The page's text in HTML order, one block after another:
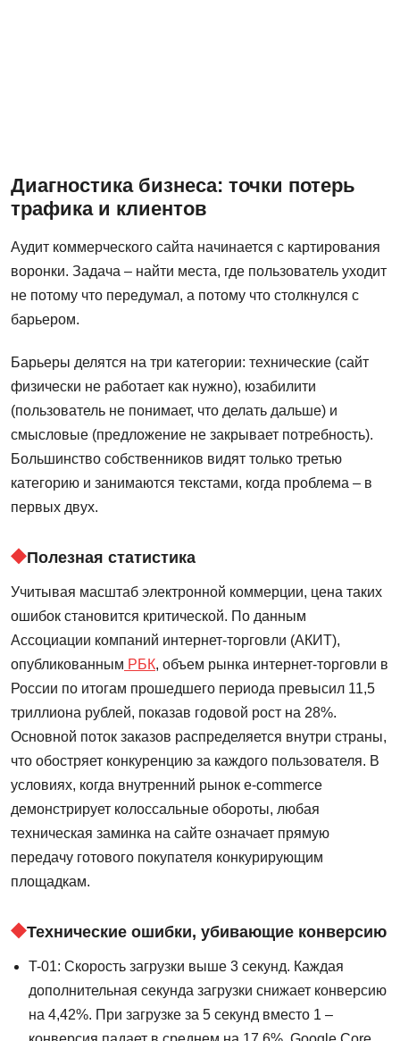
Диагностика бизнеса: точки потерь
трафика и клиентов
Аудит коммерческого сайта начинается с картирования
воронки. Задача – найти места, где пользователь уходит
не потому что передумал, а потому что столкнулся с
барьером.
Барьеры делятся на три категории: технические (сайт
физически не работает как нужно), юзабилити
(пользователь не понимает, что делать дальше) и
смысловые (предложение не закрывает потребность).
Большинство собственников видят только третью
категорию и занимаются текстами, когда проблема – в
первых двух.
Полезная статистика
Учитывая масштаб электронной коммерции, цена таких
ошибок становится критической. По данным
Ассоциации компаний интернет-торговли (АКИТ),
опубликованным РБК, объем рынка интернет-торговли в
России по итогам прошедшего периода превысил 11,5
триллиона рублей, показав годовой рост на 28%.
Основной поток заказов распределяется внутри страны,
что обостряет конкуренцию за каждого пользователя. В
условиях, когда внутренний рынок e-commerce
демонстрирует колоссальные обороты, любая
техническая заминка на сайте означает прямую
передачу готового покупателя конкурирующим
площадкам.
Технические ошибки, убивающие конверсию
T-01: Скорость загрузки выше 3 секунд. Каждая
дополнительная секунда загрузки снижает конверсию
на 4,42%. При загрузке за 5 секунд вместо 1 –